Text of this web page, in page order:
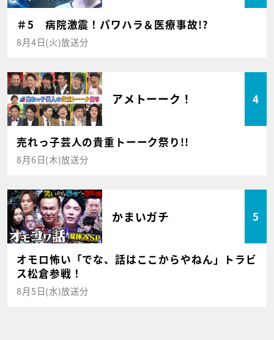
＃5 病院激震！パワハラ＆医療事故!?
8月4日(火)放送分
アメトーーク！ 4
売れっ子芸人の貴重トーーク祭り!!
8月6日(木)放送分
かまいガチ 5
オモロ怖い「でな、話はここからやねん」トラビ
ス松倉参戦！
8月5日(水)放送分